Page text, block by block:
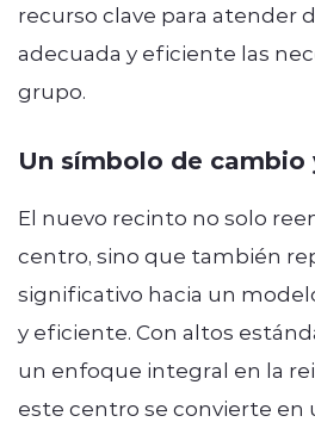
recurso clave para atender
adecuada y eficiente las
grupo.
Un símbolo de cambio
El nuevo recinto no solo
centro, sino que también
significativo hacia un
y eficiente. Con altos
un enfoque integral en la
este centro se convierte en